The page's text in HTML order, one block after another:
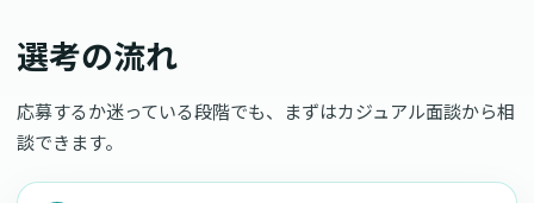
選考の流れ
応募するか迷っている段階でも、まずはカジュアル面談から相
談できます。